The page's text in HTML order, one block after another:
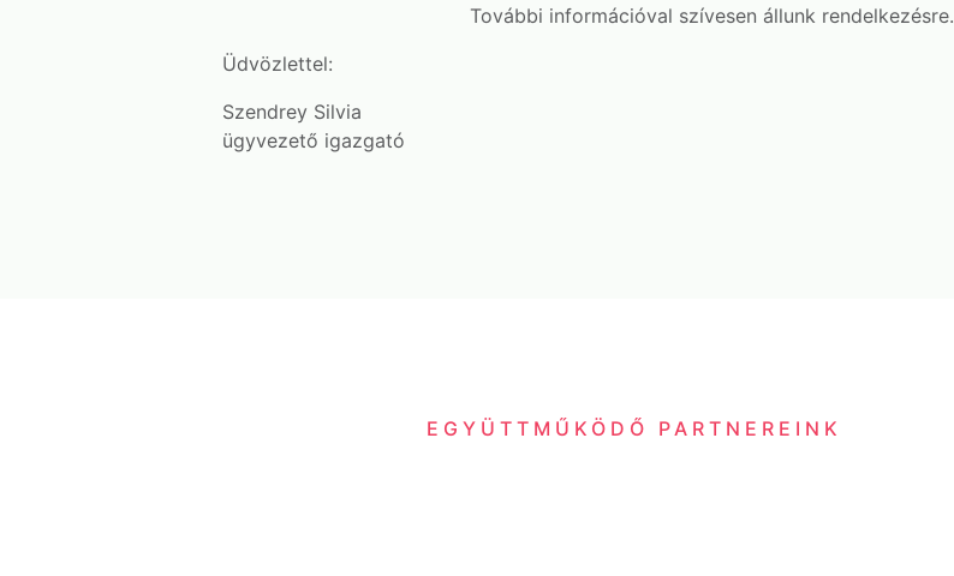
További információval szívesen állunk rendelkezésre.
Üdvözlettel:
Szendrey Silvia
ügyvezető igazgató
EGYÜTTMŰKÖDŐ PARTNEREINK